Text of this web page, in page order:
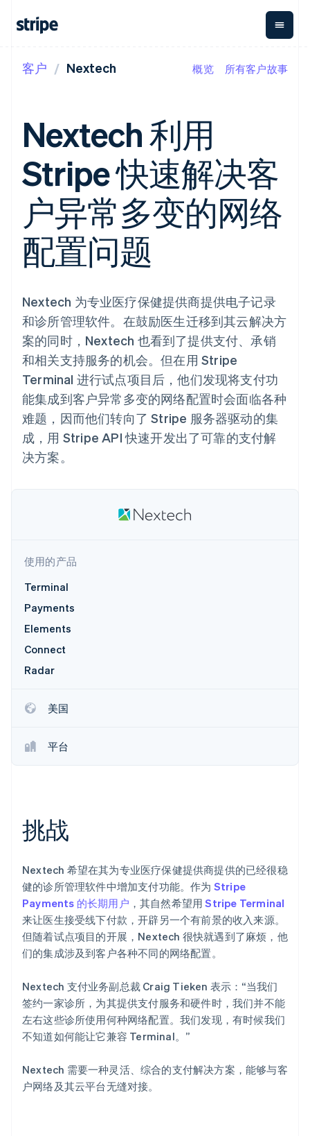
支付
在线支付
Payment links
Checkout
预构建支付界
面
Elements
灵活的 UI 组件
Payment
methods
接入 125+ 种支
线下支付
Authorization
Boost
支付成功率优
化
Link
加速结账
经常性收入
Metronome
按用量计费
Subscriptions
订阅管理
Invoicing
一次性或定期
账单
Tax
销售税和增值
税自动化
会计自动化
Stripe Sigma
自定义报告
Data Pipeline
数据同步
资金管
向第三
方打款
Crypto
钱包、
稳定币
发行和
平台
更多
Product roadmap
了解未来规划
碳移除
按企业阶段
按应用场景
智能体商务
加密货币
电子商务
嵌入式金融
财务自动化
全球化企业
应用内支付
资金管理
平台
SaaS
按行业
AI 企业
创作者经济
游戏
酒店、旅游与休闲
专业服务
公共部门
零售
文档
库与 SDK
Stripe Apps
接受线上付款
实施预置结账流程
构建平台或交易市场
管理订阅
提供按用量计费
通过智能体配置和管理服
务
资源
应用集成
代码示例
开发者博客
API 状态
学习
指南
支持
获取支持
托管支持方案
专业服务
产品路线图
Sessions 年度大会
招聘
资讯中心
Stripe Press
联系
联系销售
客户 Nextech 概览 所有客户故事
Nextech 利用
Stripe 快速解决客
户异常多变的网络
配置问题
Nextech 为专业医疗保健提供商提供电子记录
和诊所管理软件。在鼓励医生迁移到其云解决方
案的同时，Nextech 也看到了提供支付、承销
和相关支持服务的机会。但在用 Stripe
Terminal 进行试点项目后，他们发现将支付功
能集成到客户异常多变的网络配置时会面临各种
难题，因而他们转向了 Stripe 服务器驱动的集
成，用 Stripe API 快速开发出了可靠的支付解
决方案。
使用的产品
Terminal
Payments
Elements
Connect
Radar
美国
平台
挑战
Nextech 希望在其为专业医疗保健提供商提供的已经很稳
健的诊所管理软件中增加支付功能。作为 Stripe
Payments 的长期用户 ，其自然希望用Stripe Terminal
来让医生接受线下付款，开辟另一个有前景的收入来源。
但随着试点项目的开展，Nextech 很快就遇到了麻烦，他
们的集成涉及到客户各种不同的网络配置。
Nextech 支付业务副总裁 Craig Tieken 表示：“当我们
签约一家诊所，为其提供支付服务和硬件时，我们并不能
左右这些诊所使用何种网络配置。我们发现，有时候我们
不知道如何能让它兼容 Terminal。”
Nextech 需要一种灵活、综合的支付解决方案，能够与客
户网络及其云平台无缝对接。